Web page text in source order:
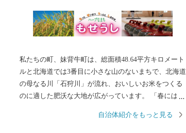
私たちの町、妹背牛町は、総面積48.64平方キロメート
ルと北海道では3番目に小さな山のないまちで、北海道
の母なる川「石狩川」が流れ、おいしいお米をつくる
のに適した肥沃な大地が広がっています。 「春には辺
を色で感じることのできる美しい田園風景が自慢で、
自治体紹介をもっと見る